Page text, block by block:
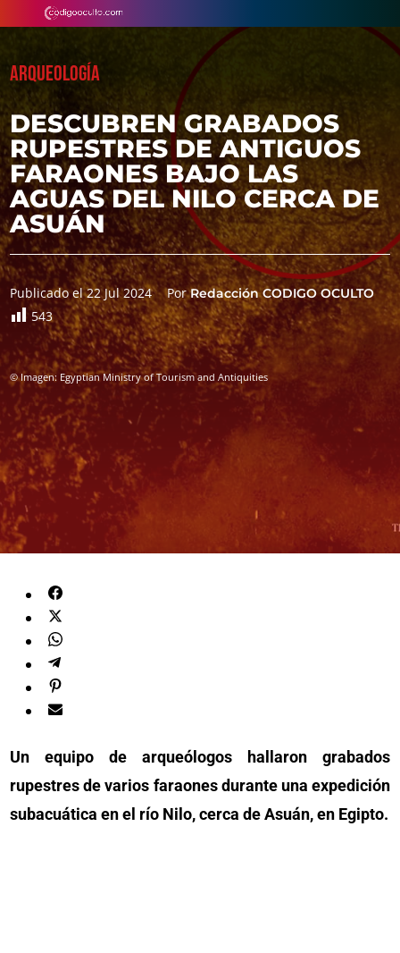
ARQUEOLOGÍA
DESCUBREN GRABADOS
RUPESTRES DE ANTIGUOS
FARAONES BAJO LAS
AGUAS DEL NILO CERCA DE
ASUÁN
Publicado el 22 Jul 2024 PorRedacción CODIGO OCULTO
543
© Imagen: Egyptian Ministry of Tourism and Antiquities
Un equipo de arqueólogos hallaron grabados
rupestres de varios faraones durante una expedición
subacuática en el río Nilo, cerca de Asuán, en Egipto.